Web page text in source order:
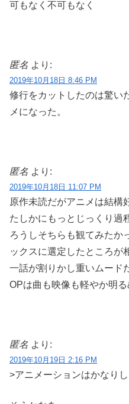
可もなく不可もなく
匿名 より:
2019年10月18日 8:46 PM
修行をカットしたのは驚い
メになった。
匿名 より:
2019年10月18日 11:07 PM
原作未読だがアニメは結構
たしかにもっとじっくり過
ろうしそちらも観てみたか
ックスに選定したところが
一話が割りかし重いムード
OPは曲も映像も軽やか明
匿名 より:
2019年10月19日 2:16 PM
>アニメーションはかなり